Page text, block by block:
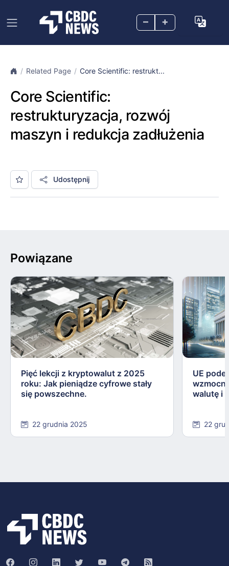
– +
Related Page Core Scientific: restrukt...
Core Scientific:
restrukturyzacja, rozwój
maszyn i redukcja zadłużenia ​​​​​​​
Udostępnij
Powiązane
Pięć lekcji z kryptowalut z 2025
roku: Jak pieniądze cyfrowe stały
się powszechne.
22 grudnia 2025
UE
walutę i
22